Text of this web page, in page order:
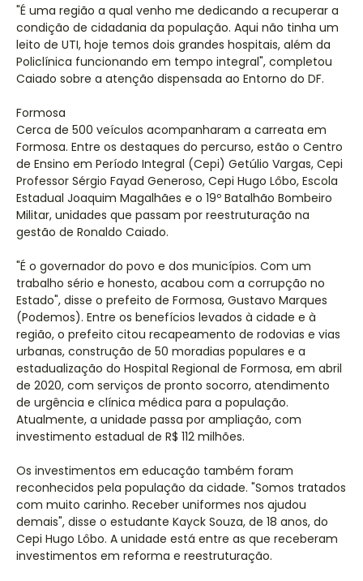
"É uma região a qual venho me dedicando a recuperar a
condição de cidadania da população. Aqui não tinha um
leito de UTI, hoje temos dois grandes hospitais, além da
Policlínica funcionando em tempo integral", completou
Caiado sobre a atenção dispensada ao Entorno do DF.
Formosa
Cerca de 500 veículos acompanharam a carreata em
Formosa. Entre os destaques do percurso, estão o Centro
de Ensino em Período Integral (Cepi) Getúlio Vargas, Cepi
Professor Sérgio Fayad Generoso, Cepi Hugo Lôbo, Escola
Estadual Joaquim Magalhães e o 19º Batalhão Bombeiro
Militar, unidades que passam por reestruturação na
gestão de Ronaldo Caiado.
"É o governador do povo e dos municípios. Com um
trabalho sério e honesto, acabou com a corrupção no
Estado", disse o prefeito de Formosa, Gustavo Marques
(Podemos). Entre os benefícios levados à cidade e à
região, o prefeito citou recapeamento de rodovias e vias
urbanas, construção de 50 moradias populares e a
estadualização do Hospital Regional de Formosa, em abril
de 2020, com serviços de pronto socorro, atendimento
de urgência e clínica médica para a população.
Atualmente, a unidade passa por ampliação, com
investimento estadual de R$ 112 milhões.
Os investimentos em educação também foram
reconhecidos pela população da cidade. "Somos tratados
com muito carinho. Receber uniformes nos ajudou
demais", disse o estudante Kayck Souza, de 18 anos, do
Cepi Hugo Lôbo. A unidade está entre as que receberam
investimentos em reforma e reestruturação.